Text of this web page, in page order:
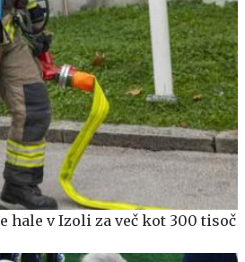
hale v Izoli za več kot 300 tisoč